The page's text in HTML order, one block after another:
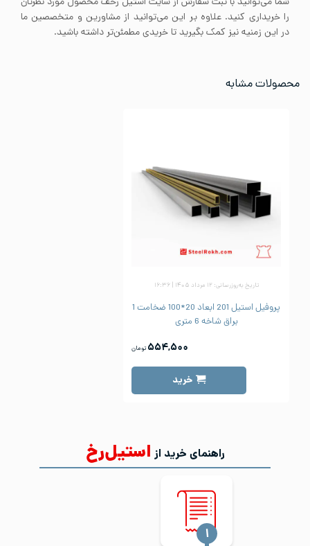
را خریداری کنید. علاوه بر این می‌توانید از مشاورین و متخصصین ما
در این زمنیه نیز کمک بگیرید تا خریدی مطمئن‌تر داشته باشید.
محصولات مشابه
تاریخ به‌روزرسانی: ۱۲ مرداد ۱۴۰۵ | ۱۶:۳۶
پروفیل استیل 201 ابعاد 20*100 ضخامت 1
براق شاخه 6 متری
۵۵۴,۵۰۰ تومان
خرید
راهنمای خرید از استیل‌رخ
‍۱